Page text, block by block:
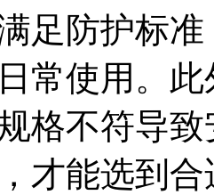
足防护标
常使用。
格不符导
才能选到